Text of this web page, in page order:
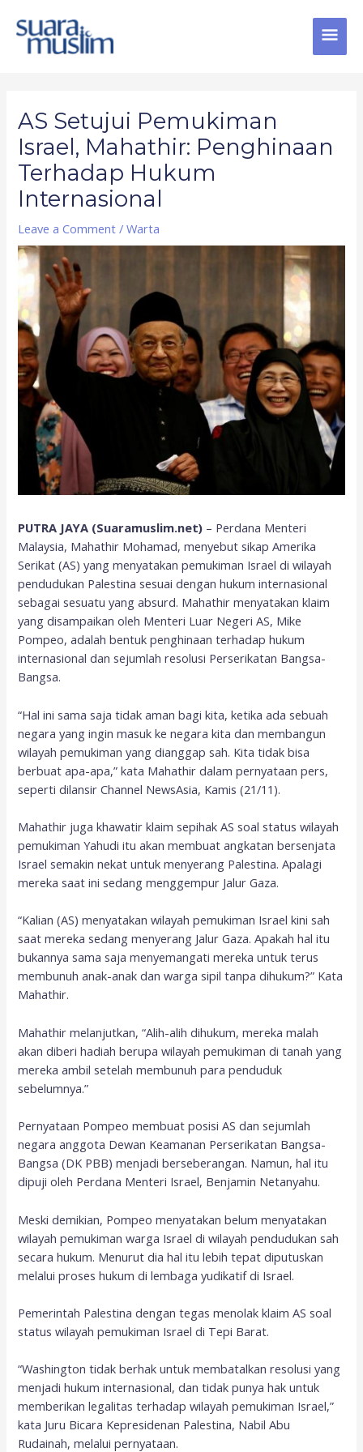
content
AS Setujui Pemukiman
Israel, Mahathir: Penghinaan
Terhadap Hukum
Internasional
Leave a Comment /Warta
PUTRA JAYA (Suaramuslim.net) – Perdana Menteri
Malaysia, Mahathir Mohamad, menyebut sikap Amerika
Serikat (AS) yang menyatakan pemukiman Israel di wilayah
pendudukan Palestina sesuai dengan hukum internasional
sebagai sesuatu yang absurd. Mahathir menyatakan klaim
yang disampaikan oleh Menteri Luar Negeri AS, Mike
Pompeo, adalah bentuk penghinaan terhadap hukum
internasional dan sejumlah resolusi Perserikatan Bangsa-
Bangsa.
“Hal ini sama saja tidak aman bagi kita, ketika ada sebuah
negara yang ingin masuk ke negara kita dan membangun
wilayah pemukiman yang dianggap sah. Kita tidak bisa
berbuat apa-apa,” kata Mahathir dalam pernyataan pers,
seperti dilansir Channel NewsAsia, Kamis (21/11).
Mahathir juga khawatir klaim sepihak AS soal status wilayah
pemukiman Yahudi itu akan membuat angkatan bersenjata
Israel semakin nekat untuk menyerang Palestina. Apalagi
mereka saat ini sedang menggempur Jalur Gaza.
“Kalian (AS) menyatakan wilayah pemukiman Israel kini sah
saat mereka sedang menyerang Jalur Gaza. Apakah hal itu
bukannya sama saja menyemangati mereka untuk terus
membunuh anak-anak dan warga sipil tanpa dihukum?” Kata
Mahathir.
Mahathir melanjutkan, “Alih-alih dihukum, mereka malah
akan diberi hadiah berupa wilayah pemukiman di tanah yang
mereka ambil setelah membunuh para penduduk
sebelumnya.”
Pernyataan Pompeo membuat posisi AS dan sejumlah
negara anggota Dewan Keamanan Perserikatan Bangsa-
Bangsa (DK PBB) menjadi berseberangan. Namun, hal itu
dipuji oleh Perdana Menteri Israel, Benjamin Netanyahu.
Meski demikian, Pompeo menyatakan belum menyatakan
wilayah pemukiman warga Israel di wilayah pendudukan sah
secara hukum. Menurut dia hal itu lebih tepat diputuskan
melalui proses hukum di lembaga yudikatif di Israel.
Pemerintah Palestina dengan tegas menolak klaim AS soal
status wilayah pemukiman Israel di Tepi Barat.
“Washington tidak berhak untuk membatalkan resolusi yang
menjadi hukum internasional, dan tidak punya hak untuk
memberikan legalitas terhadap wilayah pemukiman Israel,”
kata Juru Bicara Kepresidenan Palestina, Nabil Abu
Rudainah, melalui pernyataan.